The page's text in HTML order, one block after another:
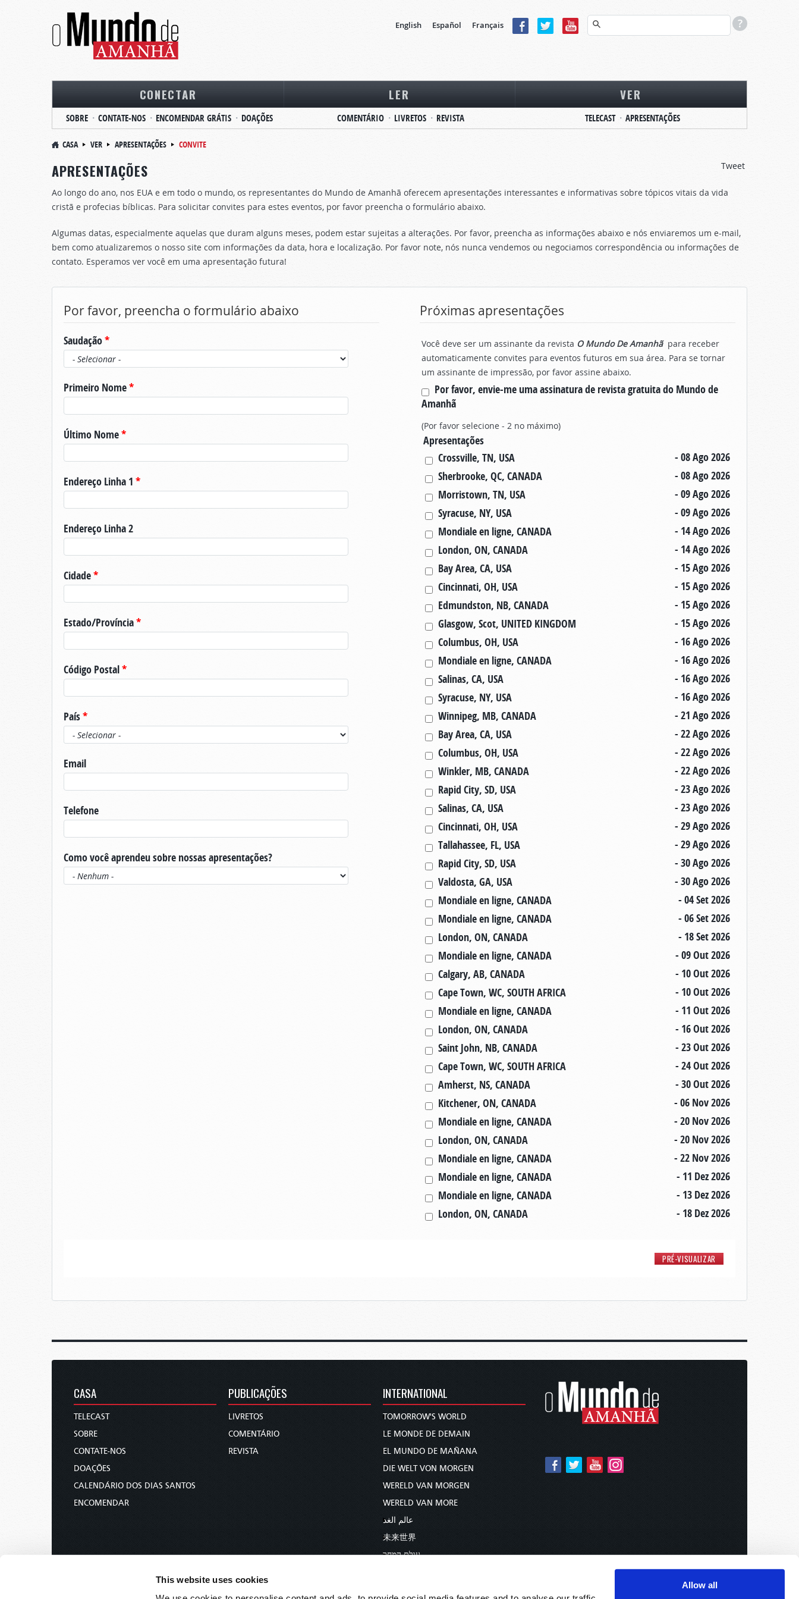
This website uses cookies
Allow all
English Español Français
CONECTAR
SOBRE CONTATE-NOS ENCOMENDAR GRÁTIS DOAÇÕES
LER
COMENTÁRIO LIVRETOS REVISTA
VER
TELECAST APRESENTAÇÕES
CASA VER APRESENTAÇÕES CONVITE
APRESENTAÇÕES Tweet
Ao longo do ano, nos EUA e em todo o mundo, os representantes do Mundo de Amanhã oferecem apresentações interessantes e informativas sobre tópicos vitais da vida
cristã e profecias bíblicas. Para solicitar convites para estes eventos, por favor preencha o formulário abaixo.
Algumas datas, especialmente aquelas que duram alguns meses, podem estar sujeitas a alterações. Por favor, preencha as informações abaixo e nós enviaremos um e-mail,
bem como atualizaremos o nosso site com informações da data, hora e localização. Por favor note, nós nunca vendemos ou negociamos correspondência ou informações de
contato. Esperamos ver você em uma apresentação futura!
Por favor, preencha o formulário abaixo
Saudação*
Primeiro Nome*
Último Nome*
Endereço Linha 1 *
Endereço Linha 2
Cidade*
Estado/Província*
Código Postal*
País*
Email
Telefone
Como você aprendeu sobre nossas apresentações?
Próximas apresentações
Você deve ser um assinante da revista O Mundo De Amanhãpara receber
automaticamente convites para eventos futuros em sua área. Para se tornar
um assinante de impressão, por favor assine abaixo.
Por favor, envie-me uma assinatura de revista gratuita do Mundo de
Amanhã
(Por favor selecione - 2 no máximo)
Apresentações
Crossville, TN, USA
- 08 Ago 2026
Sherbrooke, QC, CANADA
- 08 Ago 2026
Morristown, TN, USA
- 09 Ago 2026
Syracuse, NY, USA
- 09 Ago 2026
Mondiale en ligne, CANADA
- 14 Ago 2026
London, ON, CANADA
- 14 Ago 2026
Bay Area, CA, USA
- 15 Ago 2026
Cincinnati, OH, USA
- 15 Ago 2026
Edmundston, NB, CANADA
- 15 Ago 2026
Glasgow, Scot, UNITED KINGDOM
- 15 Ago 2026
Columbus, OH, USA
- 16 Ago 2026
Mondiale en ligne, CANADA
- 16 Ago 2026
Salinas, CA, USA
- 16 Ago 2026
Syracuse, NY, USA
- 16 Ago 2026
Winnipeg, MB, CANADA
- 21 Ago 2026
Bay Area, CA, USA
- 22 Ago 2026
Columbus, OH, USA
- 22 Ago 2026
Winkler, MB, CANADA
- 22 Ago 2026
Rapid City, SD, USA
- 23 Ago 2026
Salinas, CA, USA
- 23 Ago 2026
Cincinnati, OH, USA
- 29 Ago 2026
Tallahassee, FL, USA
- 29 Ago 2026
Rapid City, SD, USA
- 30 Ago 2026
Valdosta, GA, USA
- 30 Ago 2026
Mondiale en ligne, CANADA
- 04 Set 2026
Mondiale en ligne, CANADA
- 06 Set 2026
London, ON, CANADA
- 18 Set 2026
Mondiale en ligne, CANADA
- 09 Out 2026
Calgary, AB, CANADA
- 10 Out 2026
Cape Town, WC, SOUTH AFRICA
- 10 Out 2026
Mondiale en ligne, CANADA
- 11 Out 2026
London, ON, CANADA
- 16 Out 2026
Saint John, NB, CANADA
- 23 Out 2026
Cape Town, WC, SOUTH AFRICA
- 24 Out 2026
Amherst, NS, CANADA
- 30 Out 2026
Kitchener, ON, CANADA
- 06 Nov 2026
Mondiale en ligne, CANADA
- 20 Nov 2026
London, ON, CANADA
- 20 Nov 2026
Mondiale en ligne, CANADA
- 22 Nov 2026
Mondiale en ligne, CANADA
- 11 Dez 2026
Mondiale en ligne, CANADA
- 13 Dez 2026
London, ON, CANADA
- 18 Dez 2026
CASA
TELECAST
SOBRE
CONTATE-NOS
DOAÇÕES
CALENDÁRIO DOS DIAS SANTOS
ENCOMENDAR
PUBLICAÇÕES
LIVRETOS
COMENTÁRIO
REVISTA
INTERNATIONAL
TOMORROW'S WORLD
LE MONDE DE DEMAIN
EL MUNDO DE MAÑANA
DIE WELT VON MORGEN
WERELD VAN MORGEN
WERELD VAN MORE
عالم الغد
未来世界
עולם המחר